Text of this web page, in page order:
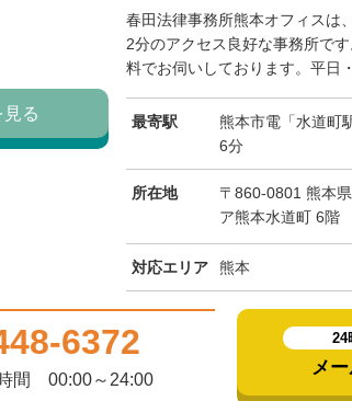
春田法律事務所熊本オフィスは
2分のアクセス良好な事務所で
料でお伺いしております。平日
最寄駅
熊本市電「水道町
6分
所在地
〒860-0801 熊本
ア熊本水道町 6階
対応エリア 熊本
る
6372
間 00:00～24:00
24
メ